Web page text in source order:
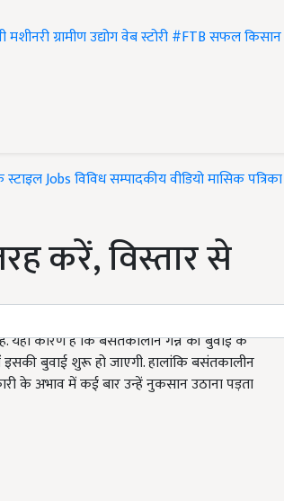
मशीनरीग्रामीण उद्योगवेब स्टोरी#FTBसफल किसान
स्टाइलJobsविविधसम्पादकीयवीडियोमासिक पत्रिका
करें, विस्तार से
कारण है कि बसंतकालीन गन्ने की बुवाई के
बुवाई शुरू हो जाएगी. हालांकि बसंतकालीन
के अभाव में कई बार उन्हें नुकसान उठाना पड़ता